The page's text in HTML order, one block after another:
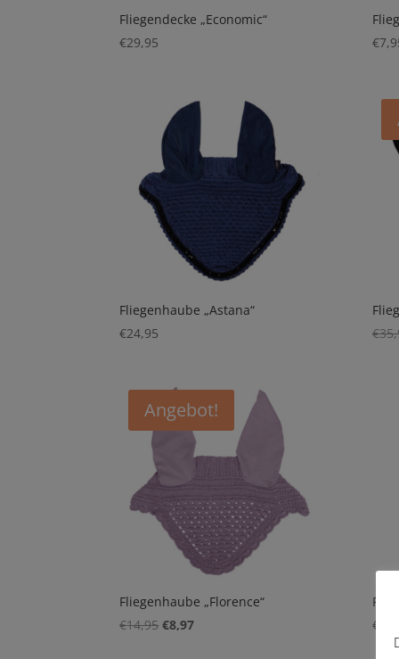
Fliegendecke „Economic“
€29,95
€
Fliegenhaube „Astana“
€24,95
€
Angebot!
Fliegenhaube „Florence“
€14,95 Ursprünglicher
€8,97Aktueller
€